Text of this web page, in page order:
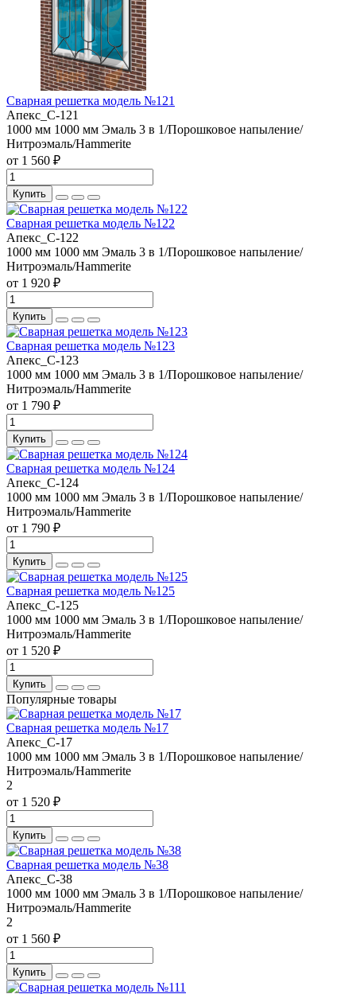
Сварная решетка модель №121
Апекс_С-121
1000 мм 1000 мм Эмаль 3 в 1/Порошковое напыление/
Нитроэмаль/Hammerite
от 1 560 ₽
Купить
Сварная решетка модель №122
Апекс_С-122
1000 мм 1000 мм Эмаль 3 в 1/Порошковое напыление/
Нитроэмаль/Hammerite
от 1 920 ₽
Купить
Сварная решетка модель №123
Апекс_С-123
1000 мм 1000 мм Эмаль 3 в 1/Порошковое напыление/
Нитроэмаль/Hammerite
от 1 790 ₽
Купить
Сварная решетка модель №124
Апекс_С-124
1000 мм 1000 мм Эмаль 3 в 1/Порошковое напыление/
Нитроэмаль/Hammerite
от 1 790 ₽
Купить
Сварная решетка модель №125
Апекс_С-125
1000 мм 1000 мм Эмаль 3 в 1/Порошковое напыление/
Нитроэмаль/Hammerite
от 1 520 ₽
Купить
Популярные товары
Сварная решетка модель №17
Апекс_С-17
1000 мм 1000 мм Эмаль 3 в 1/Порошковое напыление/
Нитроэмаль/Hammerite
2
от 1 520 ₽
Купить
Сварная решетка модель №38
Апекс_С-38
1000 мм 1000 мм Эмаль 3 в 1/Порошковое напыление/
Нитроэмаль/Hammerite
2
от 1 560 ₽
Купить